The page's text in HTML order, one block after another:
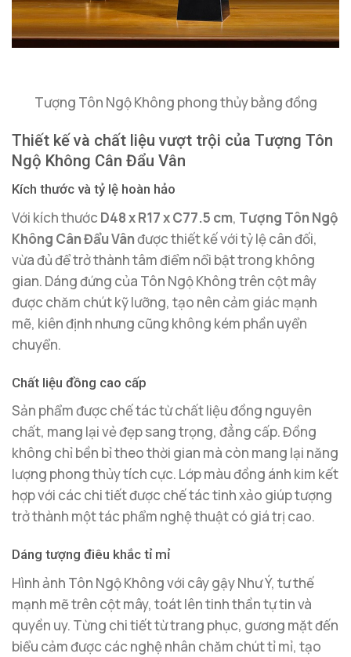
Tượng Tôn Ngộ Không phong thủy bằng đồng
Thiết kế và chất liệu vượt trội của Tượng Tôn
Ngộ Không Cân Đẩu Vân
Kích thước và tỷ lệ hoàn hảo
Với kích thước D48 x R17 x C77.5 cm, Tượng Tôn Ngộ
Không Cân Đẩu Vânđược thiết kế với tỷ lệ cân đối,
vừa đủ để trở thành tâm điểm nổi bật trong không
gian. Dáng đứng của Tôn Ngộ Không trên cột mây
được chăm chút kỹ lưỡng, tạo nên cảm giác mạnh
mẽ, kiên định nhưng cũng không kém phần uyển
chuyển.
Chất liệu đồng cao cấp
Sản phẩm được chế tác từ chất liệu đồng nguyên
chất, mang lại vẻ đẹp sang trọng, đẳng cấp. Đồng
không chỉ bền bỉ theo thời gian mà còn mang lại năng
lượng phong thủy tích cực. Lớp màu đồng ánh kim kết
hợp với các chi tiết được chế tác tinh xảo giúp tượng
trở thành một tác phẩm nghệ thuật có giá trị cao.
Dáng tượng điêu khắc tỉ mỉ
Hình ảnh Tôn Ngộ Không với cây gậy Như Ý, tư thế
mạnh mẽ trên cột mây, toát lên tinh thần tự tin và
quyền uy. Từng chi tiết từ trang phục, gương mặt đến
biểu cảm được các nghệ nhân chăm chút tỉ mỉ, tạo